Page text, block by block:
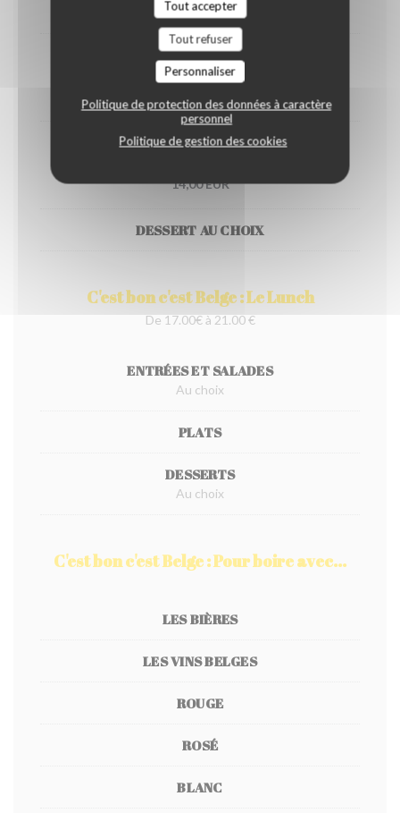
Tout accepter
Tout refuser
Personnaliser
Politique de protection des données à caractère
personnel
Politique de gestion des cookies
14,00 EUR
Stoemp saucisse
14,00 EUR
Vol au vent
14,00 EUR
DESSERT AU CHOIX
C'est bon c'est Belge : Le Lunch
De 17.00€ à 21.00 €
ENTRÉES ET SALADES
Au choix
PLATS
DESSERTS
Au choix
C'est bon c'est Belge : Pour boire avec...
LES BIÈRES
LES VINS BELGES
ROUGE
ROSÉ
BLANC